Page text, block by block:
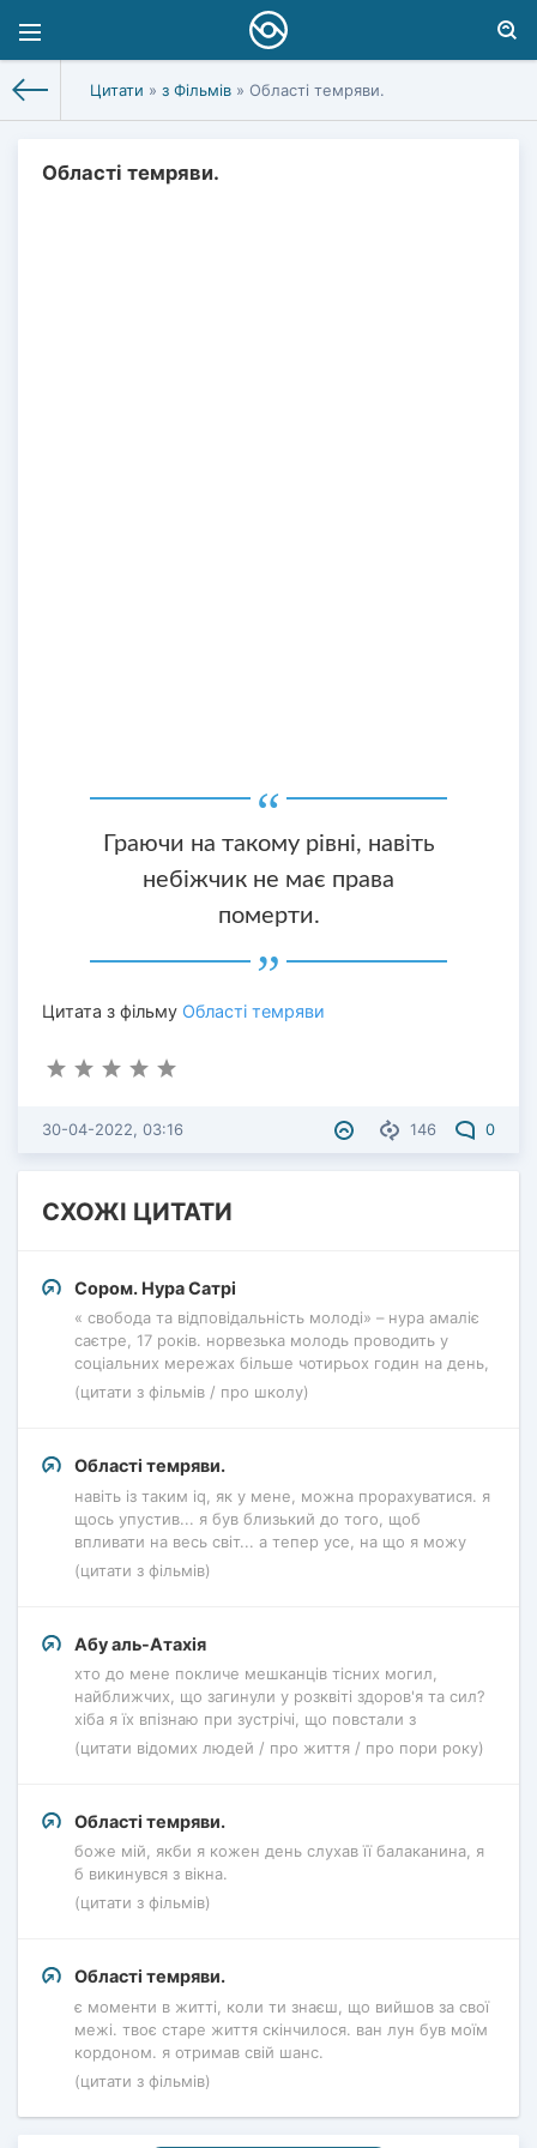
Цитати » з Фільмів » Області темряви.
Області темряви.
Граючи на такому рівні, навіть
небіжчик не має права
померти.
Цитата з фільму Області темряви
146 0
30-04-2022, 03:16
СХОЖІ ЦИТАТИ
Сором. Нура Сатрі
« свобода та відповідальність молоді» – нура амаліє
саєтре, 17 років. норвезька молодь проводить у
соціальних мережах більше чотирьох годин на день,
(цитати з фільмів / про школу)
Області темряви.
навіть із таким iq, як у мене, можна прорахуватися. я
щось упустив... я був близький до того, щоб
впливати на весь світ... а тепер усе, на що я можу
(цитати з фільмів)
Абу аль-Атахія
хто до мене покличе мешканців тісних могил,
найближчих, що загинули у розквіті здоров'я та сил?
хіба я їх впізнаю при зустрічі, що повстали з
(цитати відомих людей / про життя / про пори року)
Області темряви.
боже мій, якби я кожен день слухав її балаканина, я
б викинувся з вікна.
(цитати з фільмів)
Області темряви.
є моменти в житті, коли ти знаєш, що вийшов за свої
межі. твоє старе життя скінчилося. ван лун був моїм
кордоном. я отримав свій шанс.
(цитати з фільмів)